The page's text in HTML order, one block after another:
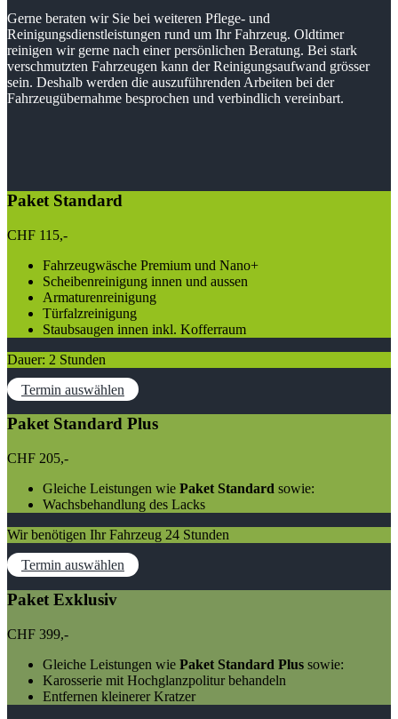
Gerne beraten wir Sie bei weiteren Pflege- und
Reinigungsdienstleistungen rund um Ihr Fahrzeug. Oldtimer
reinigen wir gerne nach einer persönlichen Beratung. Bei stark
verschmutzten Fahrzeugen kann der Reinigungsaufwand grösser
sein. Deshalb werden die auszuführenden Arbeiten bei der
Fahrzeugübernahme besprochen und verbindlich vereinbart.
Paket Standard
CHF 115,-
Fahrzeugwäsche Premium und Nano+
Scheibenreinigung innen und aussen
Armaturenreinigung
Türfalzreinigung
Staubsaugen innen inkl. Kofferraum
Dauer: 2 Stunden
Termin auswählen
Paket Standard Plus
CHF 205,-
Gleiche Leistungen wie Paket Standard sowie:
Wachsbehandlung des Lacks
Wir benötigen Ihr Fahrzeug 24 Stunden
Termin auswählen
Paket Exklusiv
CHF 399,-
Gleiche Leistungen wie Paket Standard Plus sowie:
Karosserie mit Hochglanzpolitur behandeln
Entfernen kleinerer Kratzer